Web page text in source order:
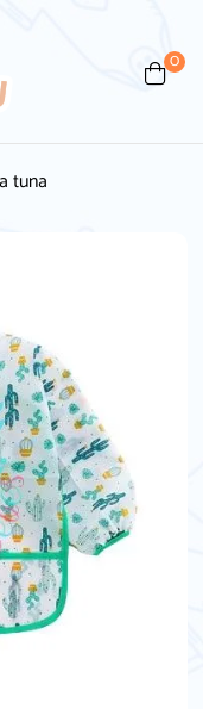
0
tuna
“Babero